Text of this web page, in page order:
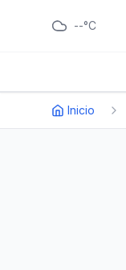
--°C
Inicio